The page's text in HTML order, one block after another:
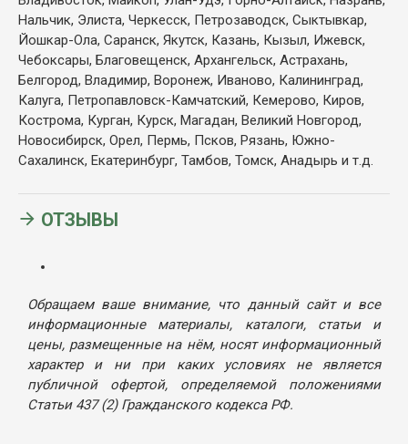
Нальчик, Элиста, Черкесск, Петрозаводск, Сыктывкар,
Йошкар-Ола, Саранск, Якутск, Казань, Кызыл, Ижевск,
Чебоксары, Благовещенск, Архангельск, Астрахань,
Белгород, Владимир, Воронеж, Иваново, Калининград,
Калуга, Петропавловск-Камчатский, Кемерово, Киров,
Кострома, Курган, Курск, Магадан, Великий Новгород,
Новосибирск, Орел, Пермь, Псков, Рязань, Южно-
Сахалинск, Екатеринбург, Тамбов, Томск, Анадырь и т.д.
ОТЗЫВЫ
Обращаем ваше внимание, что данный сайт и все
информационные материалы, каталоги, статьи и
цены, размещенные на нём, носят информационный
характер и ни при каких условиях не является
публичной офертой, определяемой положениями
Статьи 437 (2) Гражданского кодекса РФ.